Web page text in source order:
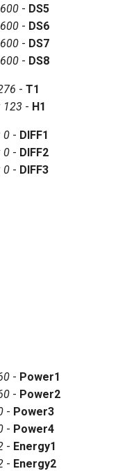
- DS5
- DS6
- DS7
- DS8
- T1
123 - H1
0 - DIFF1
0 - DIFF2
0 - DIFF3
- Power1
- Power2
- Power3
- Power4
- Energy1
- Energy2